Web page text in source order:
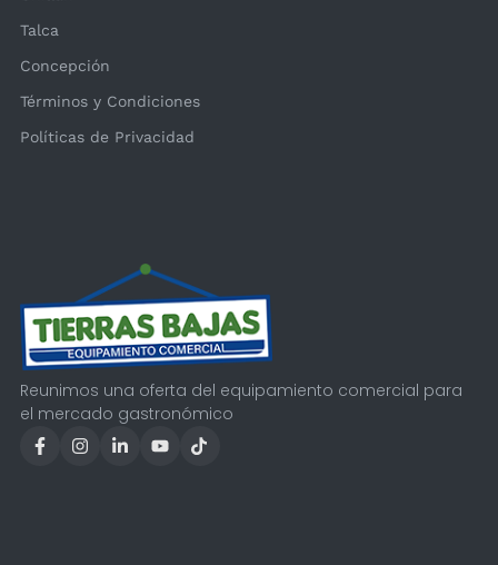
Reunimos una oferta del equipamiento comercial para
el mercado gastronómico
Talca
Concepción
Términos y Condiciones
Políticas de Privacidad